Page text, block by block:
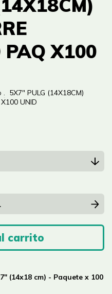
PAQ X100
. 5X7" PULG (14X18CM)
UNID
(14x18 cm) - Paquete x 100